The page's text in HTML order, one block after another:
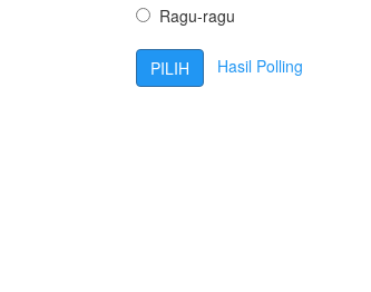
Ragu-ragu
Hasil Polling